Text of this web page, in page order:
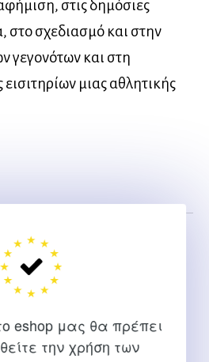
eshop μας θα πρέπει
την χρήση των
στις δημόσιες
στο σχεδιασμό και στην
γεγονότων και στη
μιας αθλητικής